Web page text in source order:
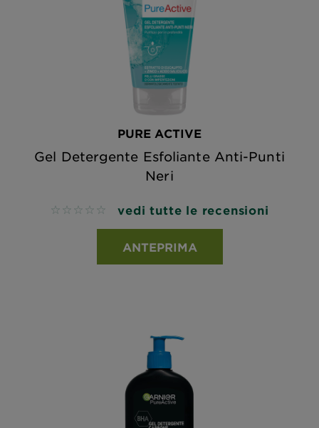
PURE ACTIVE
Gel Detergente Esfoliante Anti-Punti
Neri
No reviews vedi tutte le recensioni
ANTEPRIMA